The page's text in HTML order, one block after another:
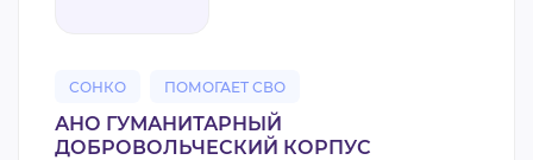
СОНКО ПОМОГАЕТ СВО
АНО ГУМАНИТАРНЫЙ
ДОБРОВОЛЬЧЕСКИЙ КОРПУС